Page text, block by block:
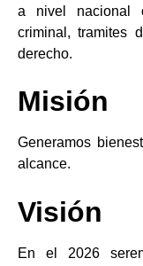
a nivel nacional
criminal, tramites
derecho.
Misión
Generamos
alcance.
En el 2026
Visión